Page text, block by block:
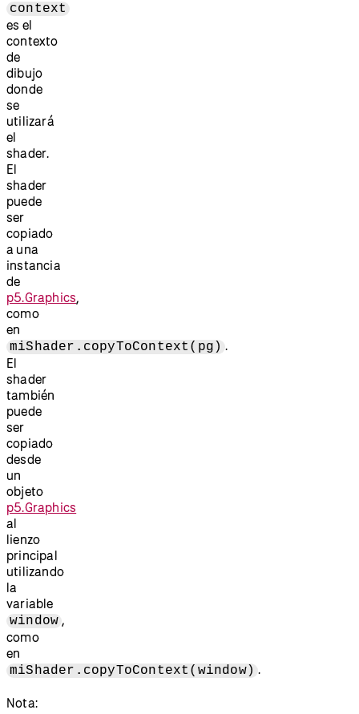
context
es el
contexto
de
dibujo
donde
se
utilizará
el
shader.
El
shader
puede
ser
copiado
a una
instancia
de
p5.Graphics,
como
en
miShader.copyToContext(pg) .
El
shader
también
puede
ser
copiado
desde
un
objeto
p5.Graphics
al
lienzo
principal
utilizando
la
variable
window ,
como
en
miShader.copyToContext(window) .
Nota: